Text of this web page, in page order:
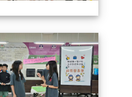
市候選人政見發表會 114自治